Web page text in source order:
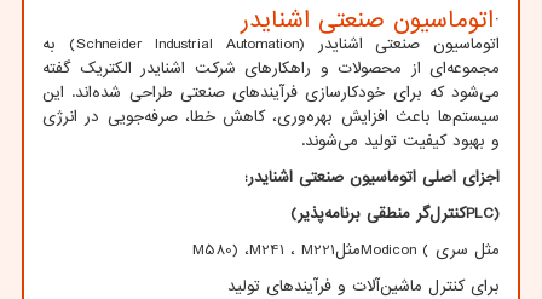
·اتوماسیون صنعتی اشنایدر
اتوماسیون صنعتی اشنایدر (Schneider Industrial Automation) به
مجموعه‌ای از محصولات و راهکارهای شرکت اشنایدر الکتریک گفته
می‌شود که برای خودکارسازی فرآیندهای صنعتی طراحی شده‌اند. این
سیستم‌ها باعث افزایش بهره‌وری، کاهش خطا، صرفه‌جویی در انرژی
و بهبود کیفیت تولید می‌شوند.
اجزای اصلی اتوماسیون صنعتی اشنایدر:
(
PLCکنترل‌گر منطقی برنامه‌پذیر)
مثل سری Modicon (مثلM221 ، M241، M580)
برای کنترل ماشین‌آلات و فرآیندهای تولید